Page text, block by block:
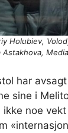
Holubiev,
Astakhova,
har
sine i
noe